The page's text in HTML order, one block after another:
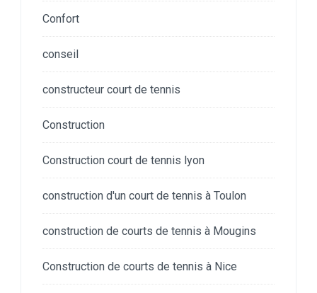
Confort
conseil
constructeur court de tennis
Construction
Construction court de tennis lyon
construction d'un court de tennis à Toulon
construction de courts de tennis à Mougins
Construction de courts de tennis à Nice